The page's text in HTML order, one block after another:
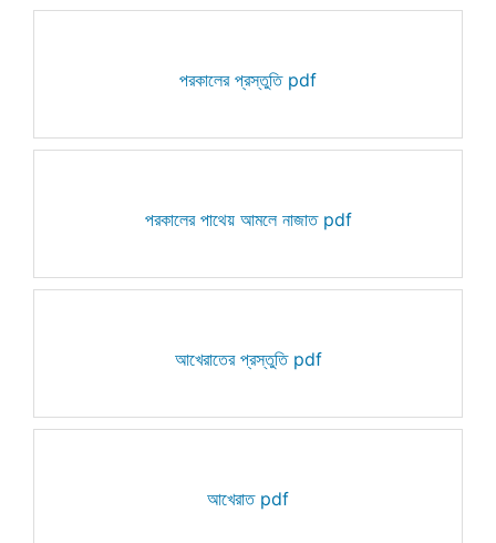
পরকালের প্রস্তুতি pdf
পরকালের পাথেয় আমলে নাজাত pdf
আখেরাতের প্রস্তুতি pdf
আখেরাত pdf